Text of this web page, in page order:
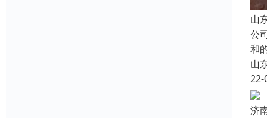
山
公
和
山
22-
济